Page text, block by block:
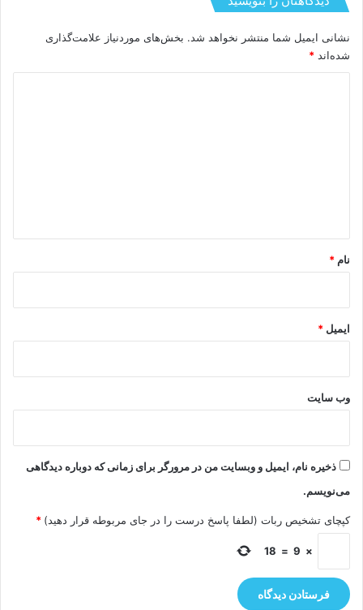
نشانی ایمیل شما منتشر نخواهد شد. بخش‌های موردنیاز علامت‌گذاری
شده‌اند *
نام *
ایمیل *
وب‌ سایت
ذخیره نام، ایمیل و وبسایت من در مرورگر برای زمانی که دوباره دیدگاهی
می‌نویسم.
کپچای تشخیص ربات (لطفا پاسخ درست را در جای مربوطه قرار دهید) *
×
9
=
18